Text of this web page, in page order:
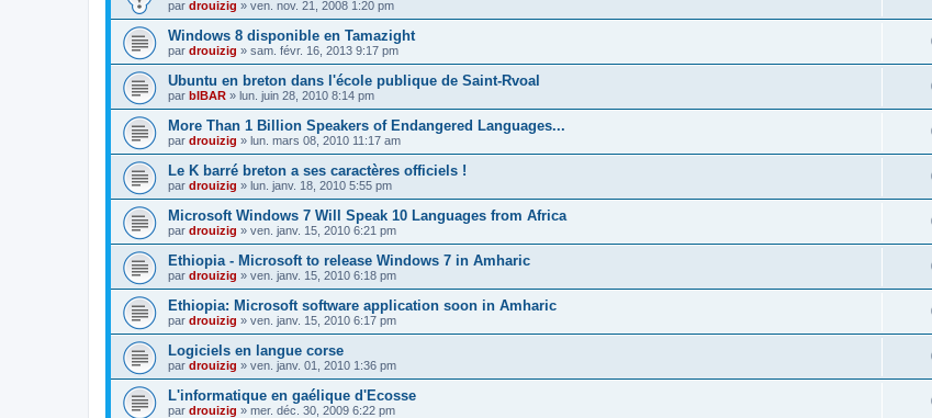
par drouizig » ven. nov. 21, 2008 1:20 pm
Windows 8 disponible en Tamazight
par drouizig » sam. févr. 16, 2013 9:17 pm
Ubuntu en breton dans l'école publique de Saint-Rvoal
par bIBAR » lun. juin 28, 2010 8:14 pm
More Than 1 Billion Speakers of Endangered Languages...
par drouizig » lun. mars 08, 2010 11:17 am
Le K barré breton a ses caractères officiels !
par drouizig » lun. janv. 18, 2010 5:55 pm
Microsoft Windows 7 Will Speak 10 Languages from Africa
par drouizig » ven. janv. 15, 2010 6:21 pm
Ethiopia - Microsoft to release Windows 7 in Amharic
par drouizig » ven. janv. 15, 2010 6:18 pm
Ethiopia: Microsoft software application soon in Amharic
par drouizig » ven. janv. 15, 2010 6:17 pm
Logiciels en langue corse
par drouizig » ven. janv. 01, 2010 1:36 pm
L'informatique en gaélique d'Ecosse
par drouizig » mer. déc. 30, 2009 6:22 pm